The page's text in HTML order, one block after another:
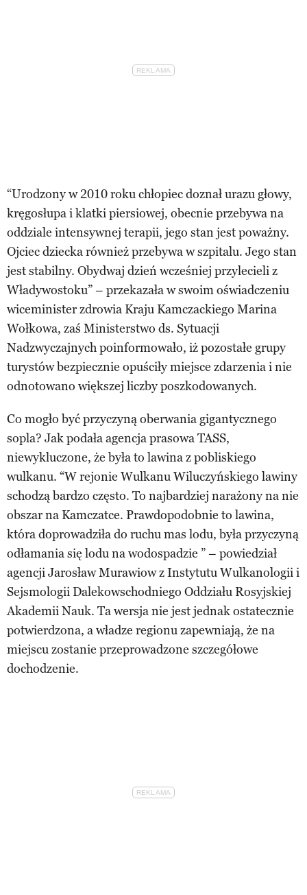
“Urodzony w 2010 roku chłopiec doznał urazu głowy,
kręgosłupa i klatki piersiowej, obecnie przebywa na
oddziale intensywnej terapii, jego stan jest poważny.
Ojciec dziecka również przebywa w szpitalu. Jego stan
jest stabilny. Obydwaj dzień wcześniej przylecieli z
Władywostoku” – przekazała w swoim oświadczeniu
wiceminister zdrowia Kraju Kamczackiego Marina
Wołkowa, zaś Ministerstwo ds. Sytuacji
Nadzwyczajnych poinformowało, iż pozostałe grupy
turystów bezpiecznie opuściły miejsce zdarzenia i nie
odnotowano większej liczby poszkodowanych.
Co mogło być przyczyną oberwania gigantycznego
sopla? Jak podała agencja prasowa TASS,
niewykluczone, że była to lawina z pobliskiego
wulkanu. “W rejonie Wulkanu Wiluczyńskiego lawiny
schodzą bardzo często. To najbardziej narażony na nie
obszar na Kamczatce. Prawdopodobnie to lawina,
która doprowadziła do ruchu mas lodu, była przyczyną
odłamania się lodu na wodospadzie ” – powiedział
agencji Jarosław Murawiow z Instytutu Wulkanologii i
Sejsmologii Dalekowschodniego Oddziału Rosyjskiej
Akademii Nauk. Ta wersja nie jest jednak ostatecznie
potwierdzona, a władze regionu zapewniają, że na
miejscu zostanie przeprowadzone szczegółowe
dochodzenie.